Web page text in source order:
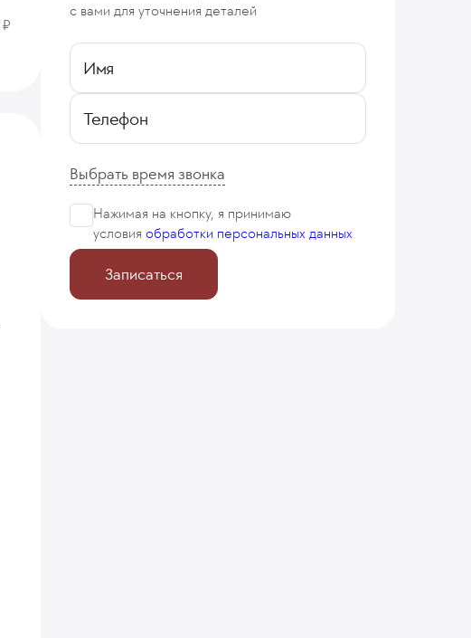
с вами для уточнения деталей
Имя
Телефон
Выбрать время звонка
Нажимая на кнопку, я принимаю
условия обработки персональных данных
Записаться